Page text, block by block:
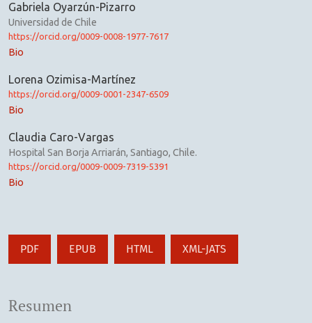
Gabriela Oyarzún-Pizarro
Universidad de Chile
https://orcid.org/0009-0008-1977-7617
Bio
Lorena Ozimisa-Martínez
https://orcid.org/0009-0001-2347-6509
Bio
Claudia Caro-Vargas
Hospital San Borja Arriarán, Santiago, Chile.
https://orcid.org/0009-0009-7319-5391
Bio
PDF EPUB HTML XML-JATS
Resumen